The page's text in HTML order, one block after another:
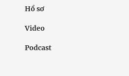
Hồ sơ
Video
Podcast